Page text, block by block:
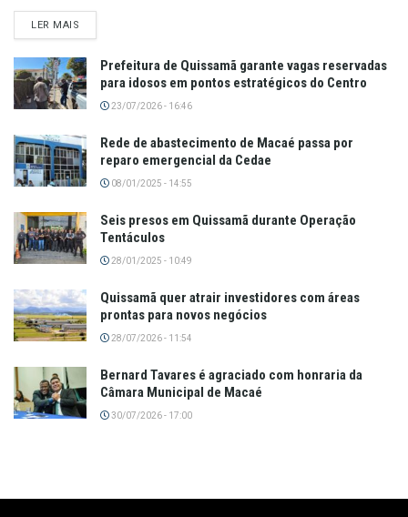
LER MAIS
Prefeitura de Quissamã garante vagas reservadas
para idosos em pontos estratégicos do Centro
23/07/2026 - 16:46
Rede de abastecimento de Macaé passa por
reparo emergencial da Cedae
08/01/2025 - 14:55
Seis presos em Quissamã durante Operação
Tentáculos
28/01/2025 - 10:49
Quissamã quer atrair investidores com áreas
prontas para novos negócios
28/07/2026 - 11:54
Bernard Tavares é agraciado com honraria da
Câmara Municipal de Macaé
30/07/2026 - 17:00